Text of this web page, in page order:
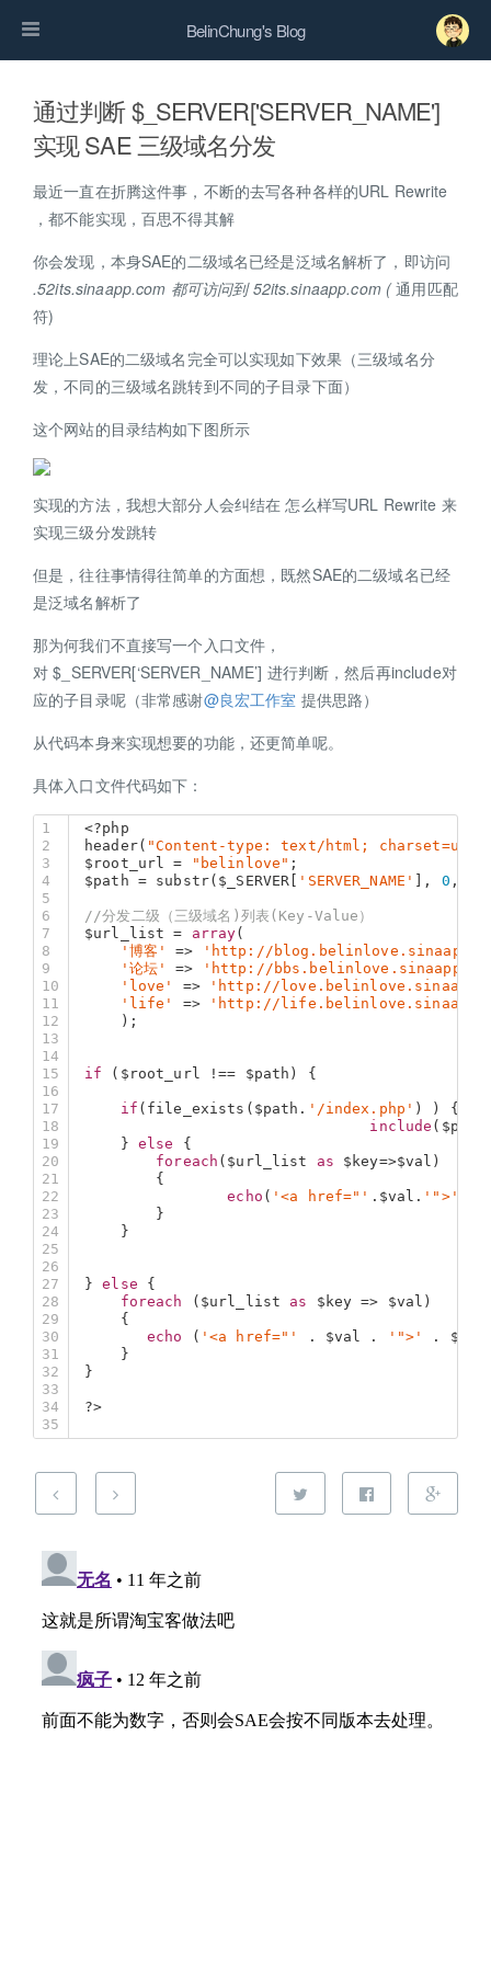
BelinChung's Blog
通过判断 $_SERVER['SERVER_NAME']
实现 SAE 三级域名分发
最近一直在折腾这件事，不断的去写各种各样的URL Rewrite
，都不能实现，百思不得其解
你会发现，本身SAE的二级域名已经是泛域名解析了，即访问
.52its.sinaapp.com 都可访问到 52its.sinaapp.com (通用匹配
符)
理论上SAE的二级域名完全可以实现如下效果（三级域名分
发，不同的三级域名跳转到不同的子目录下面）
这个网站的目录结构如下图所示
实现的方法，我想大部分人会纠结在 怎么样写URL Rewrite 来
实现三级分发跳转
但是，往往事情得往简单的方面想，既然SAE的二级域名已经
是泛域名解析了
那为何我们不直接写一个入口文件，
对 $_SERVER[‘SERVER_NAME’] 进行判断，然后再include对
应的子目录呢（非常感谢@良宏工作室 提供思路）
从代码本身来实现想要的功能，还更简单呢。
具体入口文件代码如下：
1
2
3
4
5
6
7
8
9
10
11
12
13
14
15
16
17
18
19
20
21
22
23
24
25
26
27
28
29
30
31
32
33
34
35
<?php
header( "Content-type: text/html; charset=utf-
$root_url = "belinlove" ;
$path = substr( $_SERVER 'SERVER_NAME' ], 0 ,
//分发二级（三级域名)列表(Key-Value）
$url_list = array(
'博客'
=>
'http://
'论坛'
=>
'http://
'love'
=>
'http://
'life'
=>
'http://
    );
if ( $root_url !== $path ) {
if (file_exists( $path . '/index.php' ) ) {
include ( $path
    }
else {
foreach ( $url_list as $key=>$val )
        {
echo ( '<a href="' . $val . '">'
        }
    }
} else {
foreach
( $url_list as $key => $val )
    {
echo
( '<a href="' . $val . '">' . $key
    }
}
?>